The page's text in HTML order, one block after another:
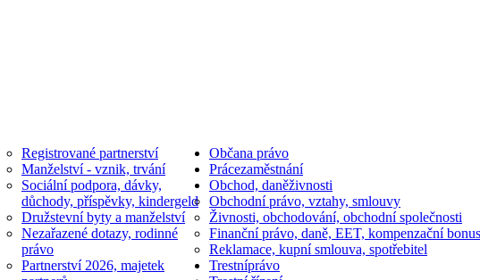
Registrované partnerství
Manželství - vznik, trvání
Sociální podpora, dávky,
důchody, příspěvky, kindergeld
Družstevní byty a manželství
Nezařazené dotazy, rodinné
právo
Partnerství 2026, majetek
Občana právo
Prácezaměstnání
Obchod, daněživnosti
Obchodní právo, vztahy, smlouvy
Živnosti, obchodování, obchodní společnosti
Finanční právo, daně, EET, kompenzační bonus
Reklamace, kupní smlouva, spotřebitel
Trestníprávo